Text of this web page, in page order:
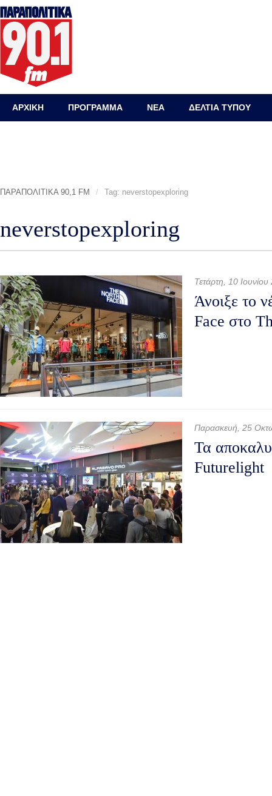
ΑΡΧΙΚΗ ΠΡΟΓΡΑΜΜΑ ΝΕΑ ΔΕΛΤΙΑ ΤΥΠΟΥ
ΠΑΡΑΠΟΛΙΤΙΚΑ 90,1 FM / Tag: neverstopexploring
neverstopexploring
Τετάρτη, 10
Άνοιξε το
Face στο
Παρασκευή, 25
Τα
Futurelight